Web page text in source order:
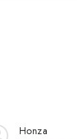
Honza